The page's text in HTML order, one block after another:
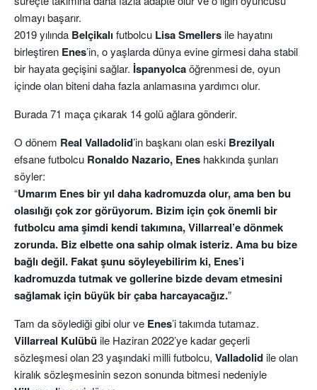
olmayı başarır.
2019 yılında Belçikalı futbolcu Lisa Smellersile hayatını
birleştiren Enes’in, o yaşlarda dünya evine girmesi daha stabil
bir hayata geçişini sağlar. İspanyolcaöğrenmesi de, oyun
içinde olan biteni daha fazla anlamasına yardımcı olur.
Burada 71 maça çıkarak 14 golü ağlara gönderir.
O dönem Real Valladolid’in başkanı olan eski Brezilyalı
efsane futbolcu Ronaldo Nazario, Enes hakkında şunları
söyler:
“Umarım Enes bir yıl daha kadromuzda olur, ama ben bu
olasılığı çok zor görüyorum. Bizim için çok önemli bir
futbolcu ama şimdi kendi takımına, Villarreal’e dönmek
zorunda. Biz elbette ona sahip olmak isteriz. Ama bu bize
bağlı değil. Fakat şunu söyleyebilirim ki, Enes’i
kadromuzda tutmak ve gollerine bizde devam etmesini
sağlamak için büyük bir çaba harcayacağız.”
Tam da söylediği gibi olur ve Enes’i takımda tutamaz.
Villarreal Kulübüile Haziran 2022’ye kadar geçerli
sözleşmesi olan 23 yaşındaki milli futbolcu, Valladolidile olan
kiralık sözleşmesinin sezon sonunda bitmesi nedeniyle